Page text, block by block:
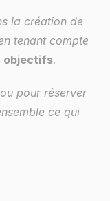
la création de
tenant compte
objectifs.
pour réserver
ce qui